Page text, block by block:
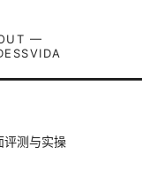
—
测与实操